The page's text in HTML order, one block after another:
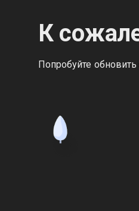
К
Попробуйте